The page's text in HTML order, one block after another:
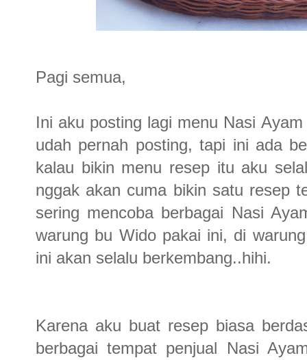
Pagi semua,
Ini aku posting lagi menu Nasi
udah pernah posting, tapi ini ada
kalau bikin menu resep itu aku
nggak akan cuma bikin satu resep
sering mencoba berbagai Nasi
warung bu Wido pakai ini, di
ini akan selalu berkembang..hihi.
Karena aku buat resep biasa
berbagai tempat penjual Nasi